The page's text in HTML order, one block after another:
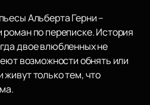
Альберта Герни –
по переписке. История
двое влюбленных не
возможности обнять или
только тем, что